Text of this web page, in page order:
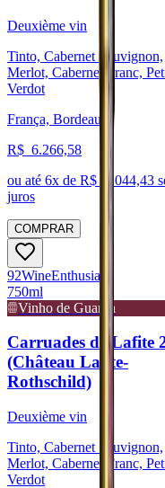
Deuxième vin
Tinto, Cabernet Sauvignon,
Merlot, Cabernet Franc,
Verdot
França, Bordeaux
R$ 6.266,58
ou até 6x de R$ 1.044,43
juros
COMPRAR
92WineEnthusiast
750ml
Vinho de Guarda
Carruades de Lafite
(Château Lafite-
Rothschild)
Deuxième vin
Tinto, Cabernet Sauvignon,
Merlot, Cabernet Franc,
Verdot